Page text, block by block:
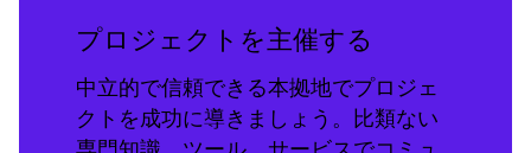
プロジェクトを主催する
中立的で信頼できる本拠地でプロジェ
クトを成功に導きましょう。比類ない